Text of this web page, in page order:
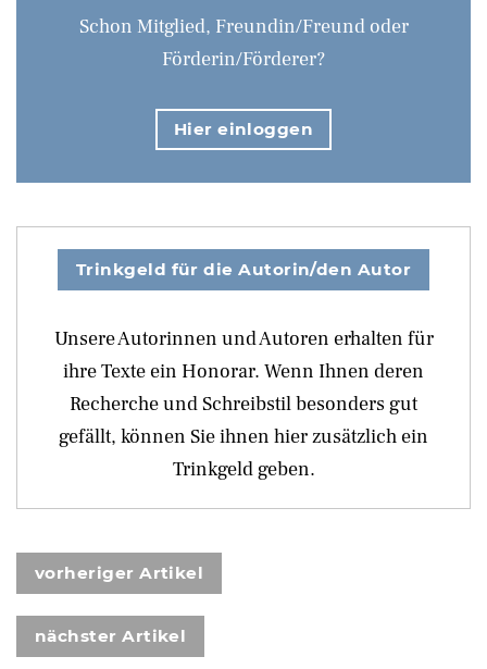
Schon Mitglied, Freundin/Freund oder
Förderin/Förderer?
Hier einloggen
Trinkgeld für die Autorin/den Autor
Unsere Autorinnen und Autoren erhalten für
ihre Texte ein Honorar. Wenn Ihnen deren
Recherche und Schreibstil besonders gut
gefällt, können Sie ihnen hier zusätzlich ein
Trinkgeld geben.
vorheriger Artikel
nächster Artikel